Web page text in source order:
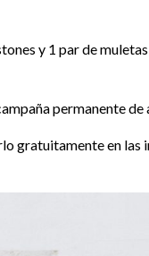
y 1 par de
permanente
gratuitamente en